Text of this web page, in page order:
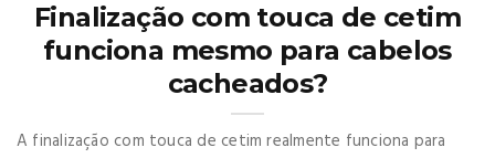
Finalização com touca de cetim
funciona mesmo para cabelos
cacheados?
A finalização com touca de cetim realmente funciona para